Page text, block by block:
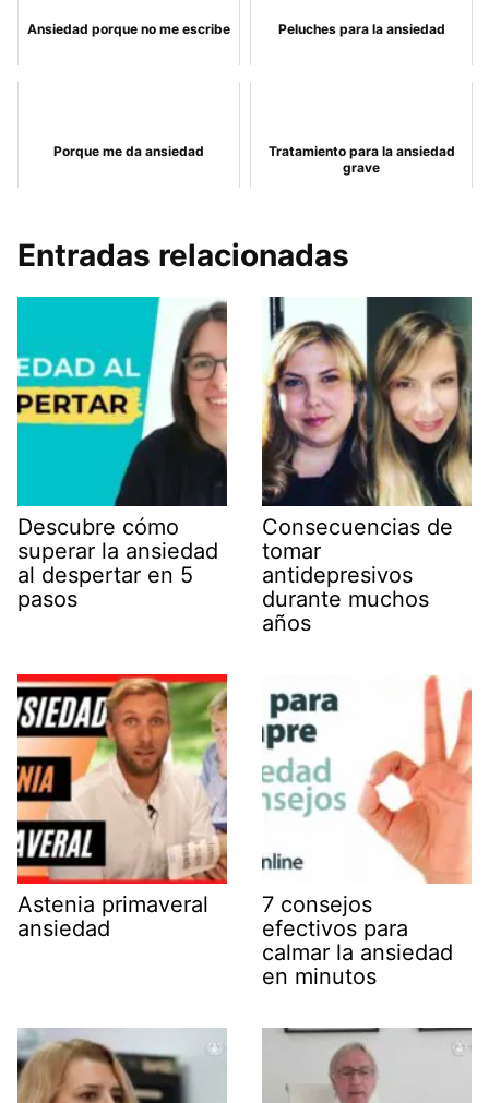
Ansiedad porque no me escribe Peluches para la ansiedad
Porque me da ansiedad
Tratamiento para la ansiedad
grave
Entradas relacionadas
Descubre cómo
superar la ansiedad
al despertar en 5
pasos
Consecuencias de
tomar
antidepresivos
durante muchos
años
Astenia primaveral
ansiedad
7 consejos
efectivos para
calmar la ansiedad
en minutos